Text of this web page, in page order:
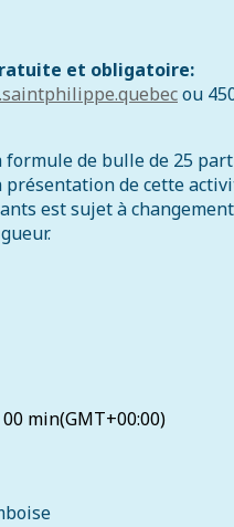
et obligatoire:
ou
formule de bulle de 25
de cette
est sujet à
00 min(GMT+00:00)